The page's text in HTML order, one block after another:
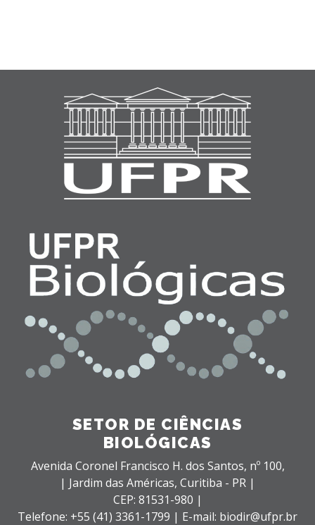
SETOR DE CIÊNCIAS
BIOLÓGICAS
Avenida Coronel Francisco H. dos Santos, nº 100,
| Jardim das Américas, Curitiba - PR |
CEP: 81531-980 |
Telefone: +55 (41) 3361-1799 | E-mail: biodir@ufpr.br